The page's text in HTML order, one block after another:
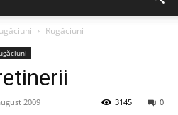
Rugăciuni
2009 0
3145